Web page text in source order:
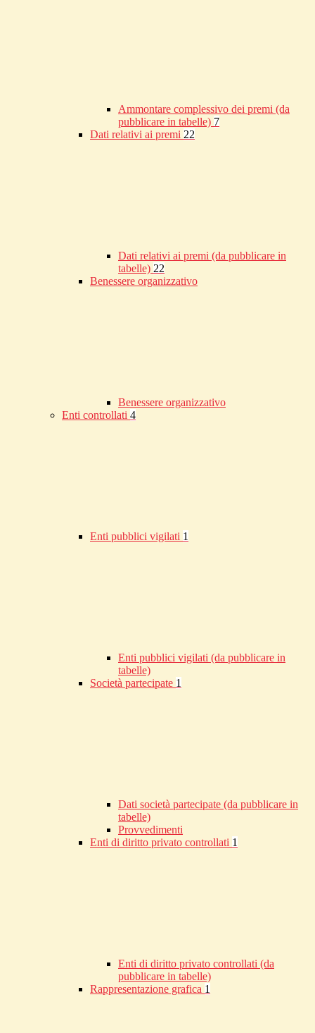
Ammontare complessivo dei premi (da
pubblicare in tabelle) 7
Dati relativi ai premi 22
Dati relativi ai premi (da pubblicare in
tabelle) 22
Benessere organizzativo
Benessere organizzativo
Enti controllati 4
Enti pubblici vigilati 1
Enti pubblici vigilati (da pubblicare in
tabelle)
Società partecipate 1
Dati società partecipate (da pubblicare in
tabelle)
Provvedimenti
Enti di diritto privato controllati 1
Enti di diritto privato controllati (da
pubblicare in tabelle)
Rappresentazione grafica 1